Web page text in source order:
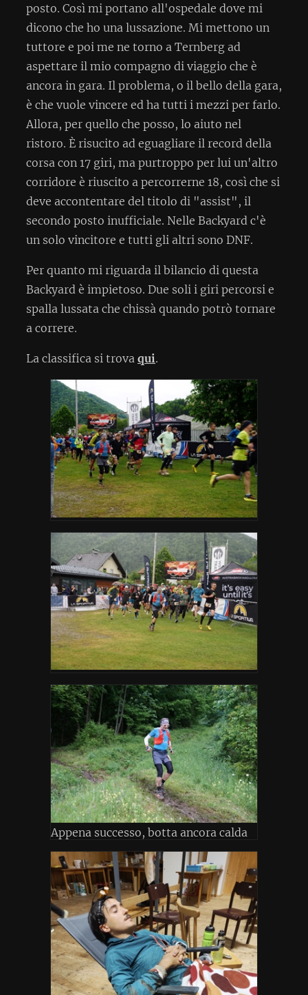
posto. Così mi portano all'ospedale dove mi
dicono che ho una lussazione. Mi mettono un
tuttore e poi me ne torno a Ternberg ad
aspettare il mio compagno di viaggio che è
ancora in gara. Il problema, o il bello della gara,
è che vuole vincere ed ha tutti i mezzi per farlo.
Allora, per quello che posso, lo aiuto nel
ristoro. È risucito ad eguagliare il record della
corsa con 17 giri, ma purtroppo per lui un'altro
corridore è riuscito a percorrerne 18, così che si
deve accontentare del titolo di "assist", il
secondo posto inufficiale. Nelle Backyard c'è
un solo vincitore e tutti gli altri sono DNF.
Per quanto mi riguarda il bilancio di questa
Backyard è impietoso. Due soli i giri percorsi e
spalla lussata che chissà quando potrò tornare
a correre.
La classifica si trova qui.
Appena successo, botta ancora calda